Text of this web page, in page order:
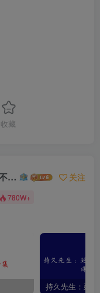
收藏
自学联盟(找在线客服我不回信息的) 关注
780W+